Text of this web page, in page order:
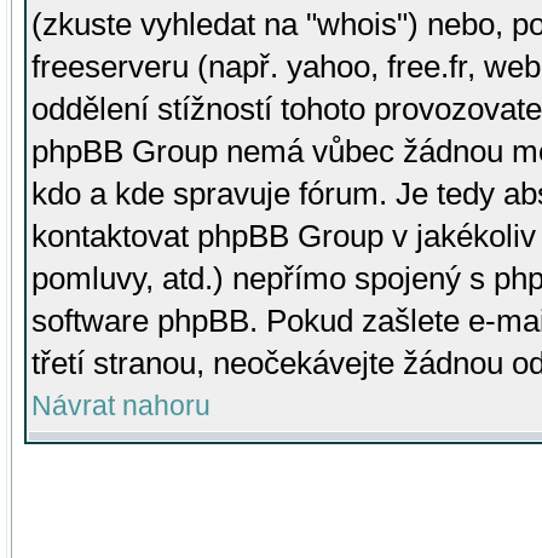
(zkuste vyhledat na "whois") nebo,
freeserveru (např. yahoo, free.fr,
oddělení stížností tohoto
phpBB Group nemá vůbec žádnou
kdo a kde spravuje fórum. Je tedy
kontaktovat phpBB Group v
pomluvy, atd.) nepřímo spojený s
software phpBB. Pokud zašlete e-
třetí stranou, neočekávejte žádnou
Návrat nahoru